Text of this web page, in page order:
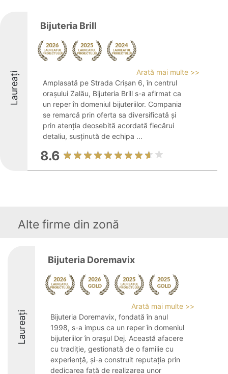
Laureați
Bijuteria Brill
Arată mai multe >>
Amplasată pe Strada Crișan 6, în centrul
orașului Zalău, Bijuteria Brill s-a afirmat ca
un reper în domeniul bijuteriilor. Compania
se remarcă prin oferta sa diversificată și
prin atenția deosebită acordată fiecărui
detaliu, susținută de echipa ...
8.6
Alte firme din zonă
Laureați
Bijuteria Doremavix
Arată mai multe >>
Bijuteria Doremavix, fondată în anul
1998, s-a impus ca un reper în domeniul
bijuteriilor în orașul Dej. Această afacere
cu tradiție, gestionată de o familie cu
experiență, și-a construit reputația prin
dedicarea față de realizarea unor